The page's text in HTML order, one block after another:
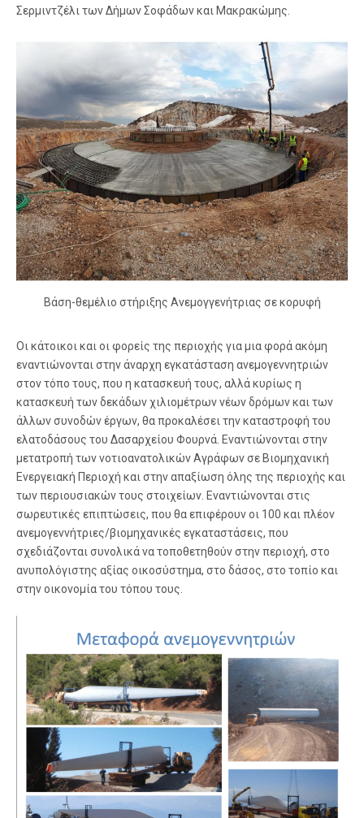
Σερμιντζέλι των Δήμων Σοφάδων και Μακρακώμης.
Βάση-θεμέλιο στήριξης Ανεμογγενήτριας σε κορυφή
Οι κάτοικοι και οι φορείς της περιοχής για μια φορά ακόμη
εναντιώνονται στην άναρχη εγκατάσταση ανεμογεννητριών
στον τόπο τους, που η κατασκευή τους, αλλά κυρίως η
κατασκευή των δεκάδων χιλιομέτρων νέων δρόμων και των
άλλων συνοδών έργων, θα προκαλέσει την καταστροφή του
ελατοδάσους του Δασαρχείου Φουρνά. Εναντιώνονται στην
μετατροπή των νοτιοανατολικών Αγράφων σε Βιομηχανική
Ενεργειακή Περιοχή και στην απαξίωση όλης της περιοχής και
των περιουσιακών τους στοιχείων. Εναντιώνονται στις
σωρευτικές επιπτώσεις, που θα επιφέρουν οι 100 και πλέον
ανεμογεννήτριες/βιομηχανικές εγκαταστάσεις, που
σχεδιάζονται συνολικά να τοποθετηθούν στην περιοχή, στο
ανυπολόγιστης αξίας οικοσύστημα, στο δάσος, στο τοπίο και
στην οικονομία του τόπου τους.